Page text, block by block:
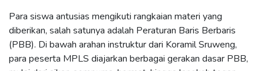
Para siswa antusias mengikuti rangkaian materi yang
diberikan, salah satunya adalah Peraturan Baris Berbaris
(PBB). Di bawah arahan instruktur dari Koramil Sruweng,
para peserta MPLS diajarkan berbagai gerakan dasar PBB,